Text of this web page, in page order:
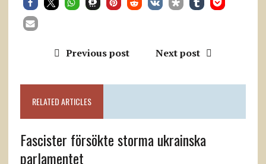
Previous post Next post
RELATED ARTICLES
Fascister försökte storma ukrainska
parlamentet